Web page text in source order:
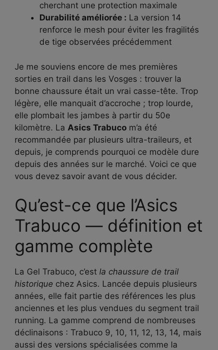
cherchant une protection maximale
Durabilité améliorée : La version 14
renforce le mesh pour éviter les fragilités
de tige observées précédemment
Je me souviens encore de mes premières
sorties en trail dans les Vosges : trouver la
bonne chaussure était un vrai casse-tête. Trop
légère, elle manquait d’accroche ; trop lourde,
elle plombait les jambes à partir du 50e
kilomètre. La Asics Trabuco m’a été
recommandée par plusieurs ultra-traileurs, et
depuis, je comprends pourquoi ce modèle dure
depuis des années sur le marché. Voici ce que
vous devez savoir avant de vous décider.
Qu’est-ce que l’Asics
Trabuco — définition et
gamme complète
La Gel Trabuco, c’est la chaussure de trail
historique chez Asics. Lancée depuis plusieurs
années, elle fait partie des références les plus
anciennes et les plus vendues du segment trail
running. La gamme comprend de nombreuses
déclinaisons : Trabuco 9, 10, 11, 12, 13, 14, mais
aussi des versions spécialisées comme la